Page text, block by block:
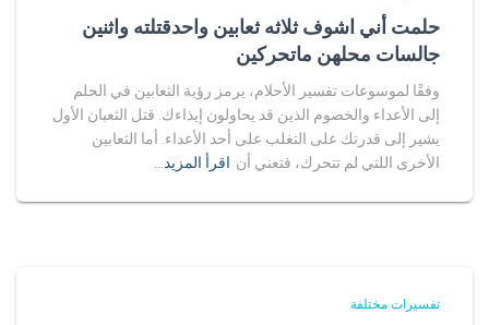
حلمت أني اشوف ثلاثه ثعابين واحدقتلته واثنين
جالسات محلهن ماتحركين
وفقًا لموسوعات تفسير الأحلام، يرمز رؤية الثعابين في الحلم
إلى الأعداء والخصوم الذين قد يحاولون إيذاءك. قتل الثعبان الأول
يشير إلى قدرتك على التغلب على أحد الأعداء. أما الثعابين
الأخرى اللتي لم تتحرك، فتعني أن اقرأ المزيد…
تفسيرات مختلفة